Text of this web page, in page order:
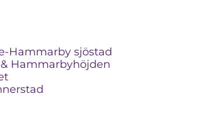
Hammarby sjöstad
Hammarbyhöjden